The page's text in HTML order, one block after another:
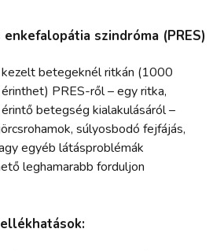
szindróma (PRES)
betegeknél ritkán (1000
PRES-ről – egy ritka,
betegség kialakulásáról –
súlyosbodó fejfájás,
egyéb látásproblémák
leghamarabb forduljon